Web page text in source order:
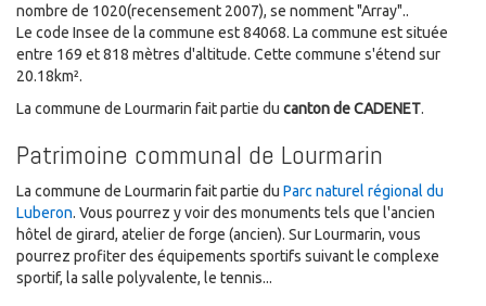
nombre de 1020(recensement 2007), se nomment "Array"..
Le code Insee de la commune est 84068. La commune est située
entre 169 et 818 mètres d'altitude. Cette commune s'étend sur
20.18km².
La commune de Lourmarin fait partie du canton de CADENET.
Patrimoine communal de Lourmarin
La commune de Lourmarin fait partie du Parc naturel régional du
Luberon. Vous pourrez y voir des monuments tels que l'ancien
hôtel de girard, atelier de forge (ancien). Sur Lourmarin, vous
pourrez profiter des équipements sportifs suivant le complexe
sportif, la salle polyvalente, le tennis...